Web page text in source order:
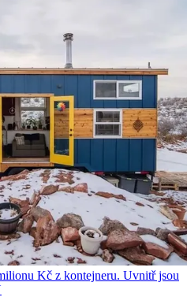
Kč z kontejneru. Uvnitř jsou